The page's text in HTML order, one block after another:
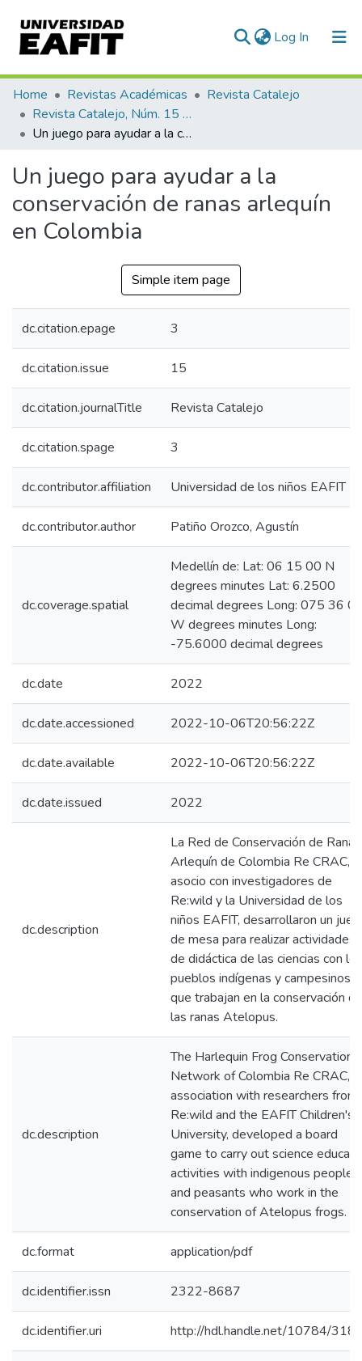
Log In (current)
Communities & Collections
All of DSpace
Home Revistas Académicas
Revista Catalejo
Revista Catalejo, Núm. 15 (2022)
Un juego para ayudar a la conservación de ranas arlequín en Colombia
Un juego para ayudar a la
conservación de ranas arlequín
en Colombia
Simple item page
dc.citation.epage 3
dc.citation.issue 15
dc.citation.journalTitle Revista Catalejo
dc.citation.spage 3
dc.contributor.affiliation Universidad de los niños EAFIT
dc.contributor.author Patiño Orozco, Agustín
dc.coverage.spatial
Medellín de: Lat: 06 15 00 N
degrees minutes Lat: 6.2500
decimal degrees Long: 075 36
W degrees minutes Long:
-75.6000 decimal degrees
dc.date 2022
dc.date.accessioned 2022-10-06T20:56:22Z
dc.date.available 2022-10-06T20:56:22Z
dc.date.issued 2022
dc.description
La Red de Conservación de Ranas
Arlequín de Colombia Re CRAC,
asocio con investigadores de
Re:wild y la Universidad de los
niños EAFIT, desarrollaron un
de mesa para realizar actividades
de didáctica de las ciencias con los
pueblos indígenas y campesinos
que trabajan en la conservación de
las ranas Atelopus.
dc.description
The Harlequin Frog Conservation
Network of Colombia Re CRAC, in
association with researchers from
Re:wild and the EAFIT Children's
University, developed a board
game to carry out science
activities with indigenous peoples
and peasants who work in the
conservation of Atelopus frogs.
dc.format application/pdf
dc.identifier.issn 2322-8687
dc.identifier.uri http://hdl.handle.net/10784/